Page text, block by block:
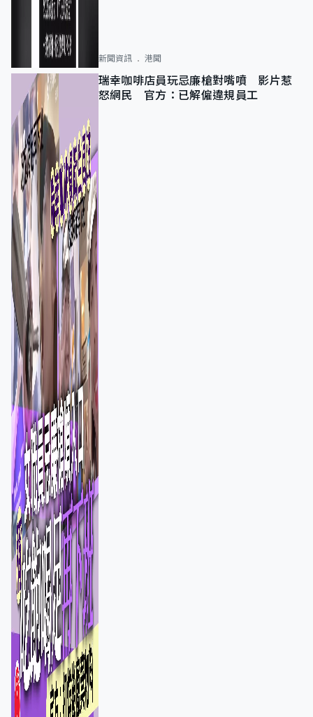
新聞資訊 港聞
瑞幸咖啡店員玩忌廉槍對嘴噴 影片惹
怒網民 官方：已解僱違規員工